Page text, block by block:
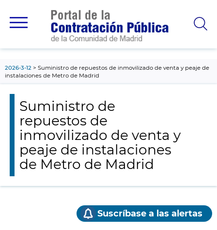
principal
2026-3-12
Suministro de repuestos de inmovilizado de venta y peaje de
instalaciones de Metro de Madrid
Suministro de
repuestos de
inmovilizado de venta y
peaje de instalaciones
de Metro de Madrid
Suscríbase a las alertas